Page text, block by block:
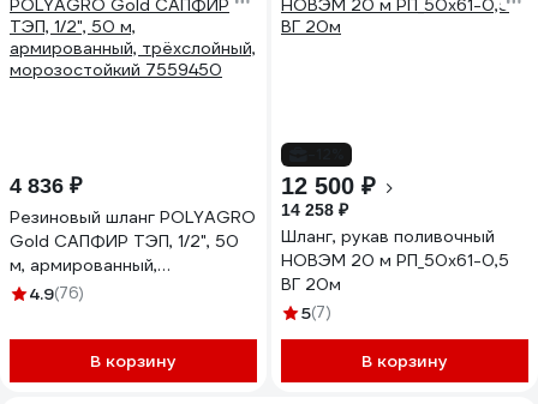
4 836 ₽
Резиновый шланг POLYAGRO
Gold САПФИР ТЭП, 1/2", 50
м, армированный,
трёхслойный,
4.9(76)
В корзину
12 500 ₽
14 258 ₽
Шланг, рукав поливочный
НОВЭМ 20 м РП_50х61-0,5
ВГ 20м
5(7)
В корзину